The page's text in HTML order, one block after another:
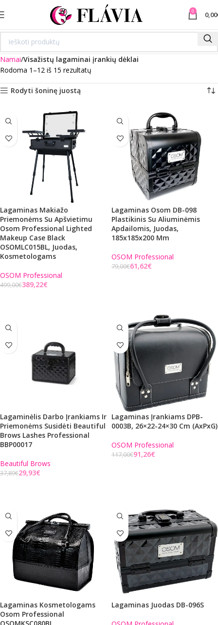
0 0,00
Namai Visažistų lagaminai įrankių dėklai
Rodoma 1–12 iš 15 rezultatų
Rodyti šoninę juostą
Lagaminas Makiažo
Priemonėms Su Apšvietimu
Osom Professional Lighted
Makeup Case Black
OSOMLC015BL, Juodas,
Kosmetologams
OSOM Professional
499,00€389,22€
Lagaminas Osom DB-098
Plastikinis Su Aliuminėmis
Apdailomis, Juodas,
185x185x200 Mm
OSOM Professional
79,00€61,62€
Lagaminėlis Darbo Įrankiams Ir
Priemonėms Susidėti Beautiful
Brows Lashes Professional
BBP00017
Beautiful Brows
37,89€29,93€
Lagaminas Įrankiams DPB-
0003B, 26×22-24×30 Cm (AxPxG)
OSOM Professional
117,00€91,26€
Lagaminas Kosmetologams
Osom Professional
Lagaminas Juodas DB-096S